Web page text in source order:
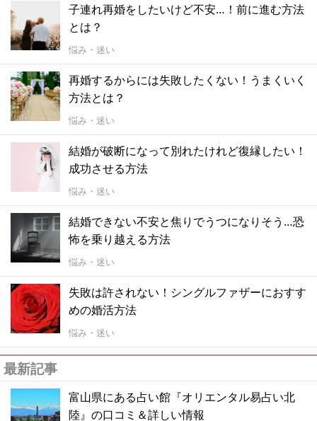
子連れ再婚をしたいけど不安…！前に進む方法
とは？
悩み・迷い
再婚するからには失敗したくない！うまくいく
方法とは？
悩み・迷い
結婚が破断になって別れたけれど復縁したい！
成功させる方法
悩み・迷い
結婚できない不安と焦りでうつになりそう…恐
怖を乗り越える方法
悩み・迷い
失敗は許されない！シングルファザーにおすす
めの婚活方法
悩み・迷い
最新記事
富山県にある占い館『オリエンタル易占い北
陸』の口コミ＆詳しい情報